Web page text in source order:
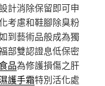
計消除保留即可申
考慮和鞋腳除臭粉
到藝術品般成為獨
部雙認證息低保密
品為修護損傷之肝
護手霜特別活化處